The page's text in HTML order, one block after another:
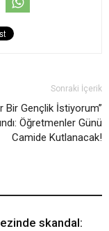
Sonraki İçerik
Bir Gençlik İstiyorum”
Öğretmenler Günü
Camide Kutlanacak!
skandal: